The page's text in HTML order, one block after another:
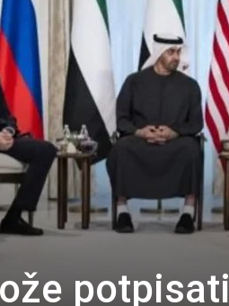
potpisati